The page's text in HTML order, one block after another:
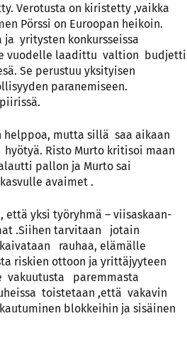
Verotusta on kiristetty ,vaikka
Pörssi on Euroopan heikoin.
yritysten konkursseissa
vuodelle laadittu valtion budjetti
Se perustuu yksityisen
paranemiseen.
helppoa, mutta sillä saa aikaan
Risto Murto kritisoi maan
pallon ja Murto sai
avaimet .
yksi työryhmä – viisaskaan-
.Siihen tarvitaan jotain
rauhaa, elämälle
riskien ottoon ja yrittäjyyteen
vakuutusta paremmasta
toistetaan ,että vakavin
blokkeihin ja sisäinen